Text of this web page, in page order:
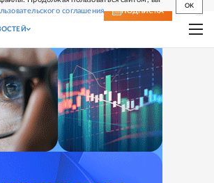
соглашения
OK
ПОДПИСКА